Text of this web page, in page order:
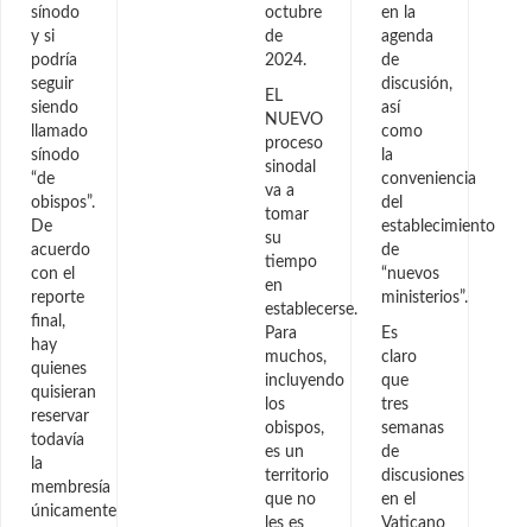
sínodo
y si
podría
seguir
siendo
llamado
sínodo
“de
obispos”.
De
acuerdo
con el
reporte
final,
hay
quienes
quisieran
reservar
todavía
la
membresía
únicamente
octubre
de
2024.
EL
NUEVO
proceso
sinodal
va a
tomar
su
tiempo
en
establecerse.
Para
muchos,
incluyendo
los
obispos,
es un
territorio
que no
les es
en la
agenda
de
discusión,
así
como
la
conveniencia
del
establecimiento
de
“nuevos
ministerios”.
Es
claro
que
tres
semanas
de
discusiones
en el
Vaticano